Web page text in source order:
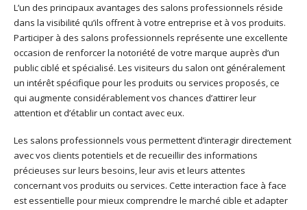
L’un des principaux avantages des salons professionnels réside
dans la visibilité qu’ils offrent à votre entreprise et à vos produits.
Participer à des salons professionnels représente une excellente
occasion de renforcer la notoriété de votre marque auprès d’un
public ciblé et spécialisé. Les visiteurs du salon ont généralement
un intérêt spécifique pour les produits ou services proposés, ce
qui augmente considérablement vos chances d’attirer leur
attention et d’établir un contact avec eux.
Les salons professionnels vous permettent d’interagir directement
avec vos clients potentiels et de recueillir des informations
précieuses sur leurs besoins, leur avis et leurs attentes
concernant vos produits ou services. Cette interaction face à face
est essentielle pour mieux comprendre le marché cible et adapter